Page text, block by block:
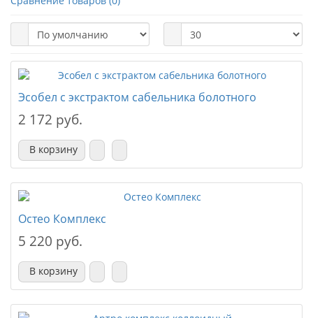
Эсобел с экстрактом сабельника болотного
2 172 руб.
В корзину
Остео Комплекс
5 220 руб.
В корзину